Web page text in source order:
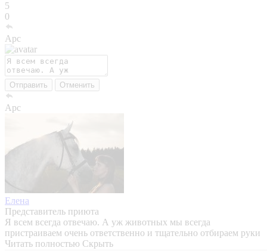
5
0
Арс
Отправить Отменить
Арс
Елена
Представитель приюта
Я всем всегда отвечаю. А уж животных мы всегда
пристраиваем очень ответственно и тщательно отбираем руки
Читать полностью Скрыть